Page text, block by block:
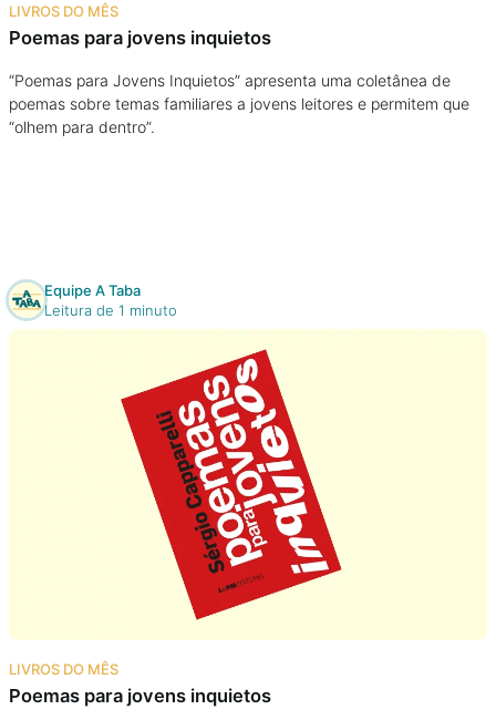
Na família
Colunas
Cursos On line
LIVROS DO MÊS
Poemas para jovens inquietos
“Poemas para Jovens Inquietos” apresenta uma coletânea de
poemas sobre temas familiares a jovens leitores e permitem que
“olhem para dentro”.
Equipe A Taba
Leitura de 1 minuto
LIVROS DO MÊS
Poemas para jovens inquietos